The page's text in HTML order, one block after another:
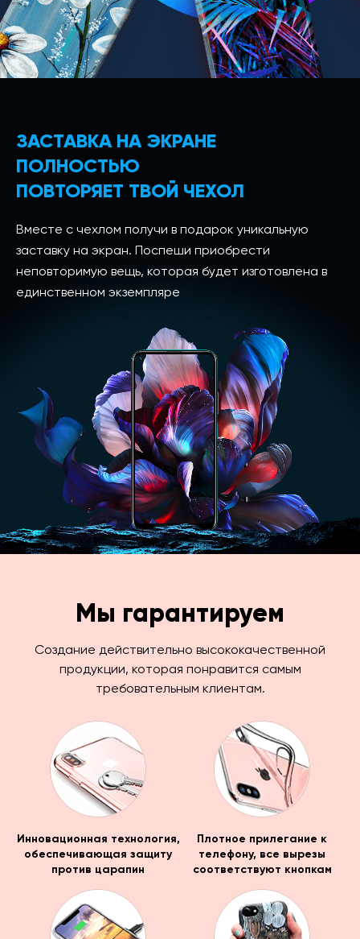
ЗАСТАВКА НА ЭКРАНЕ
ПОЛНОСТЬЮ
ПОВТОРЯЕТ ТВОЙ ЧЕХОЛ
Вместе с чехлом получи в подарок уникальную
заставку на экран. Поспеши приобрести
неповторимую вещь, которая будет изготовлена в
единственном экземпляре
Мы гарантируем
Создание действительно высококачественной
продукции, которая понравится самым
требовательным клиентам.
Инновационная технология,
обеспечивающая защиту
против царапин
Плотное прилегание к
телефону, все вырезы
соответствуют кнопкам